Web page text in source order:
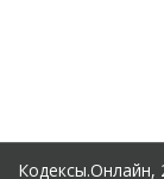
Кодексы.Онлайн,